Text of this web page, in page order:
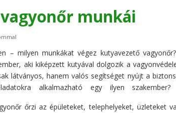
munkái
– milyen munkákat végez kutyavezető
aki kiképzett kutyával dolgozik a
látványos, hanem valós segítséget nyújt a
alkalmazható egy ilyen szakember?
őrzi az épületeket, telephelyeket, üzleteket